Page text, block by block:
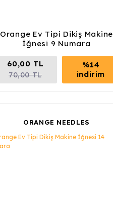
Orange Ev Tipi Dikiş Makine
İğnesi 9 Numara
60,00 TL
70,00 TL
%14
indirim
ORANGE NEEDLES